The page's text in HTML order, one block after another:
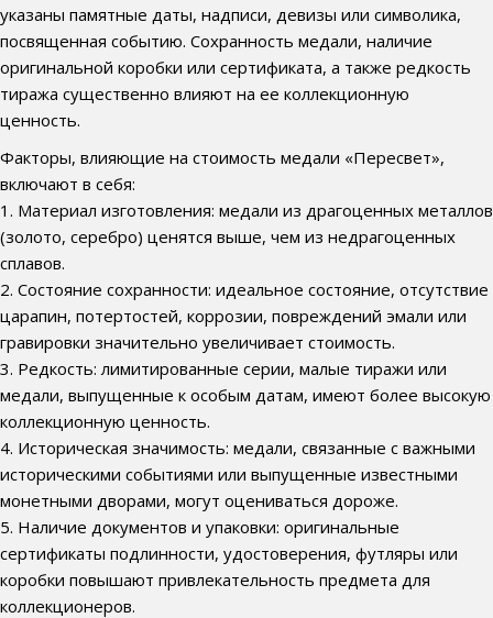
указаны памятные даты, надписи, девизы или символика,
посвященная событию. Сохранность медали, наличие
оригинальной коробки или сертификата, а также редкость
тиража существенно влияют на ее коллекционную
ценность.
Факторы, влияющие на стоимость медали «Пересвет»,
включают в себя:
1. Материал изготовления: медали из драгоценных металлов
(золото, серебро) ценятся выше, чем из недрагоценных
сплавов.
2. Состояние сохранности: идеальное состояние, отсутствие
царапин, потертостей, коррозии, повреждений эмали или
гравировки значительно увеличивает стоимость.
3. Редкость: лимитированные серии, малые тиражи или
медали, выпущенные к особым датам, имеют более высокую
коллекционную ценность.
4. Историческая значимость: медали, связанные с важными
историческими событиями или выпущенные известными
монетными дворами, могут оцениваться дороже.
5. Наличие документов и упаковки: оригинальные
сертификаты подлинности, удостоверения, футляры или
коробки повышают привлекательность предмета для
коллекционеров.